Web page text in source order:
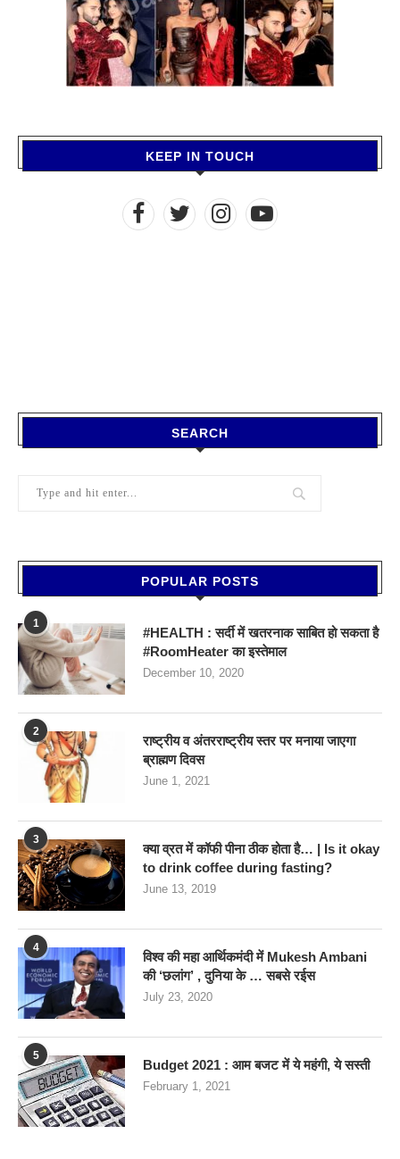
KEEP IN TOUCH
SEARCH
POPULAR POSTS
1
#HEALTH : सर्दी में खतरनाक साबित हो सकता है
#RoomHeater का इस्तेमाल
December 10, 2020
2
राष्ट्रीय व अंतरराष्ट्रीय स्तर पर मनाया जाएगा
ब्राह्मण दिवस
June 1, 2021
3
क्या व्रत में कॉफी पीना ठीक होता है… | Is it okay
to drink coffee during fasting?
June 13, 2019
4
विश्व की महा आर्थिकमंदी में Mukesh Ambani
की ‘छलांग’ , दुनिया के … सबसे रईस
July 23, 2020
5
Budget 2021 : आम बजट में ये महंगी, ये सस्‍ती
February 1, 2021